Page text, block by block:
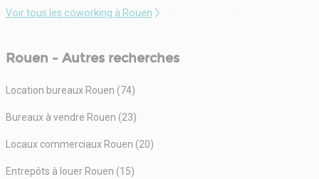
Voir tous les coworking à Rouen
Rouen - Autres recherches
Location bureaux Rouen (74)
Bureaux à vendre Rouen (23)
Locaux commerciaux Rouen (20)
Entrepôts à louer Rouen (15)